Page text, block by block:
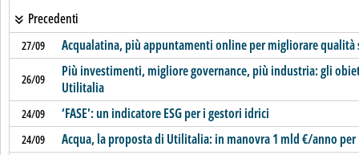
Precedenti
27/09 Acqualatina, più appuntamenti online per migliorare qualità
26/09
Più investimenti, migliore governance, più industria: gli
Utilitalia
24/09 ‘FASE': un indicatore ESG per i gestori idrici
24/09 Acqua, la proposta di Utilitalia: in manovra 1 mld €/anno per